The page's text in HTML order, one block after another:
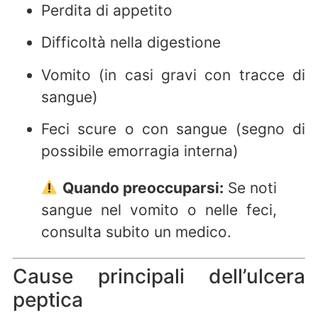
Perdita di appetito
Difficoltà nella digestione
Vomito (in casi gravi con tracce di
sangue)
Feci scure o con sangue (segno di
possibile emorragia interna)
Quando preoccuparsi: Se noti
sangue nel vomito o nelle feci,
consulta subito un medico.
Cause principali dell’ulcera
peptica